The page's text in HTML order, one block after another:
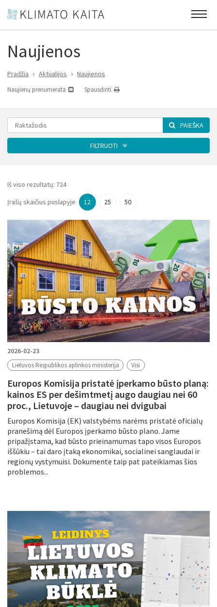
Naujienos
Pradžia Aktualijos Naujienos
Naujienų prenumerata Spausdinti
PAIEŠKA
FILTRUOTI
Kategorija
Filtruoti pagal
Metus
Periodą
Tikslinė grupė
Periodas
Tema
Iš viso rezultatų: 724
Įrašų skaičius puslapyje
12 25 50
2026-02-23
Lietuvos Respublikos aplinkos ministerija Visi
Europos Komisija pristatė įperkamo būsto planą:
kainos ES per dešimtmetį augo daugiau nei 60
proc., Lietuvoje – daugiau nei dvigubai
Europos Komisija (EK) valstybėms narėms pristatė oficialų
pranešimą dėl Europos įperkamo būsto plano. Jame
pripažįstama, kad būsto prieinamumas tapo visos Europos
iššūkiu – tai daro įtaką ekonomikai, socialinei sanglaudai ir
regionų vystymuisi. Dokumente taip pat pateikiamas šios
problemos...